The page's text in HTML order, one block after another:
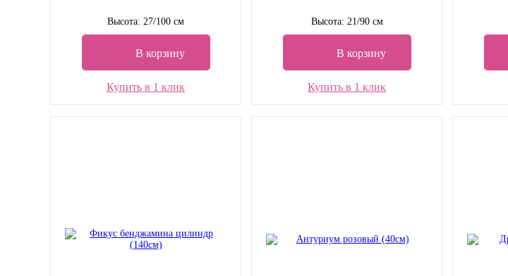
Высота: 27/100 см
В корзину
Купить в 1 клик
Высота: 21/90 см
В корзину
Купить в 1 клик